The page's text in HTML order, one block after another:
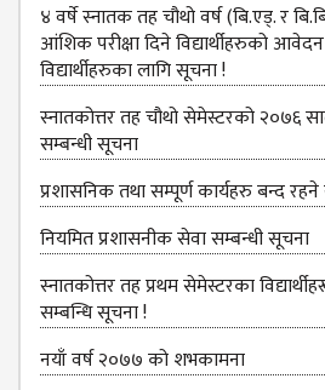
४ वर्षे स्नातक तह चौथो वर्ष (बि.एड्. र
आंशिक परीक्षा दिने विद्यार्थीहरुको
विद्यार्थीहरुका लागि सूचना !
स्नातकोत्तर तह चौथो सेमेस्टरको २०७६
सम्बन्धी सूचना
प्रशासनिक तथा सम्पूर्ण कार्यहरु बन्द
नियमित प्रशासनीक सेवा सम्बन्धी सूचना
स्नातकोत्तर तह प्रथम सेमेस्टरका
सम्बन्धि सूचना !
नयाँ वर्ष २०७७ को शभकामना